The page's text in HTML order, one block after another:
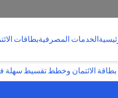
الخدمات المصرفيةبطاقات
الائتمان وخطط تقسيط سهلة في